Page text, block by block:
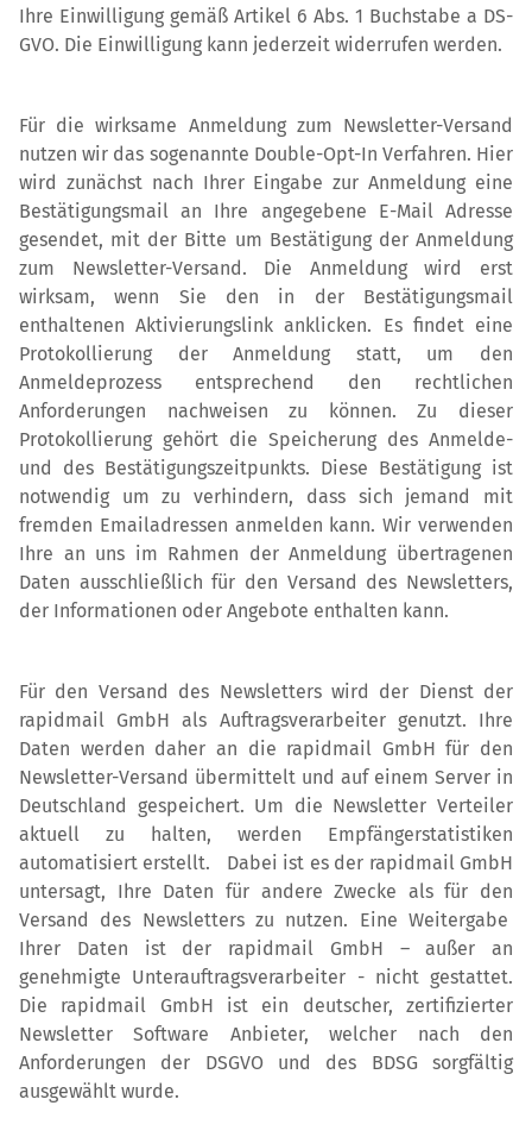
Ihre Einwilligung gemäß Artikel 6 Abs. 1 Buchstabe a DS-
GVO. Die Einwilligung kann jederzeit widerrufen werden.
Für die wirksame Anmeldung zum Newsletter-Versand
nutzen wir das sogenannte Double-Opt-In Verfahren. Hier
wird zunächst nach Ihrer Eingabe zur Anmeldung eine
Bestätigungsmail an Ihre angegebene E-Mail Adresse
gesendet, mit der Bitte um Bestätigung der Anmeldung
zum Newsletter-Versand. Die Anmeldung wird erst
wirksam, wenn Sie den in der Bestätigungsmail
enthaltenen Aktivierungslink anklicken. Es findet eine
Protokollierung der Anmeldung statt, um den
Anmeldeprozess entsprechend den rechtlichen
Anforderungen nachweisen zu können. Zu dieser
Protokollierung gehört die Speicherung des Anmelde-
und des Bestätigungszeitpunkts. Diese Bestätigung ist
notwendig um zu verhindern, dass sich jemand mit
fremden Emailadressen anmelden kann. Wir verwenden
Ihre an uns im Rahmen der Anmeldung übertragenen
Daten ausschließlich für den Versand des Newsletters,
der Informationen oder Angebote enthalten kann.
Für den Versand des Newsletters wird der Dienst der
rapidmail GmbH als Auftragsverarbeiter genutzt. Ihre
Daten werden daher an die rapidmail GmbH für den
Newsletter-Versand übermittelt und auf einem Server in
Deutschland gespeichert. Um die Newsletter Verteiler
aktuell zu halten, werden Empfängerstatistiken
automatisiert erstellt. Dabei ist es der rapidmail GmbH
untersagt, Ihre Daten für andere Zwecke als für den
Versand des Newsletters zu nutzen. Eine Weitergabe
Ihrer Daten ist der rapidmail GmbH – außer an
genehmigte Unterauftragsverarbeiter - nicht gestattet.
Die rapidmail GmbH ist ein deutscher, zertifizierter
Newsletter Software Anbieter, welcher nach den
Anforderungen der DSGVO und des BDSG sorgfältig
ausgewählt wurde.